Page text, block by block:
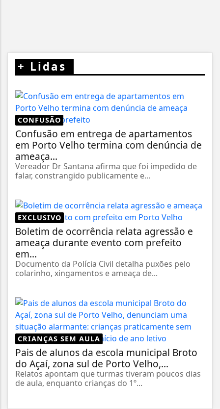
+ Lidas
CONFUSÃO
Confusão em entrega de apartamentos
em Porto Velho termina com denúncia de
ameaça...
Vereador Dr Santana afirma que foi impedido de
falar, constrangido publicamente e...
EXCLUSIVO
Boletim de ocorrência relata agressão e
ameaça durante evento com prefeito
em...
Documento da Polícia Civil detalha puxões pelo
colarinho, xingamentos e ameaça de...
CRIANÇAS SEM AULA
Pais de alunos da escola municipal Broto
do Açaí, zona sul de Porto Velho,...
Relatos apontam que turmas tiveram poucos dias
de aula, enquanto crianças do 1º...